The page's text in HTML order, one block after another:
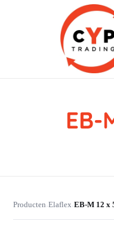
CYP Trading
Professionelle Ersatzteilbeschaffung
EB-
Producten›Elaflex›EB-M 12 x